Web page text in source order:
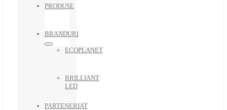
PRODUSE
BRANDURI
ECOPLANET
BRILLIANT
LED
PARTENERIAT